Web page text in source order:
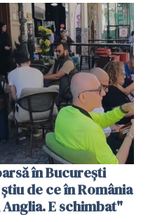
în București
de ce în România
E schimbat"